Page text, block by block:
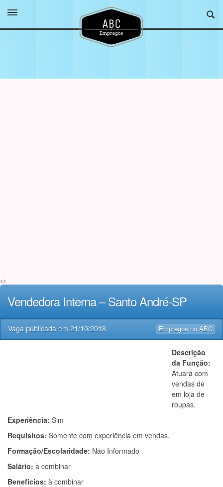
<>
Vendedora Interna – Santo André-SP
Empregos no ABC
Vaga publicada em 21/10/2018.
Descrição
da Função:
Atuará com
vendas de
em loja de
roupas.
Experiência: Sim
Requisitos: Somente com experiência em vendas.
Formação/Escolaridade: Não Informado
Salário: à combinar
Benefícios: à combinar